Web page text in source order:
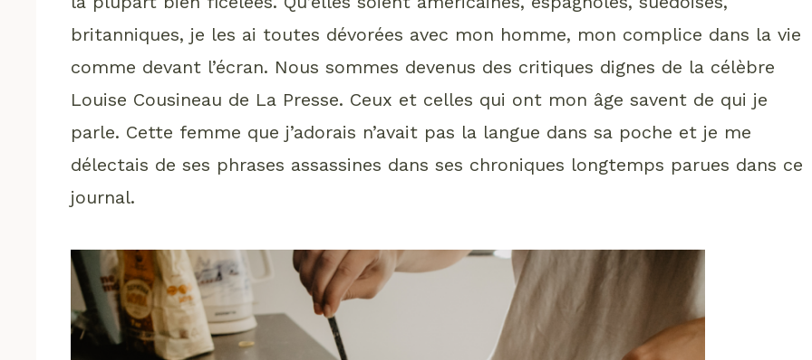
britanniques, je les ai toutes dévorées avec mon homme, mon complice dans la vie
comme devant l’écran. Nous sommes devenus des critiques dignes de la célèbre
Louise Cousineau de La Presse. Ceux et celles qui ont mon âge savent de qui je
parle. Cette femme que j’adorais n’avait pas la langue dans sa poche et je me
délectais de ses phrases assassines dans ses chroniques longtemps parues dans ce
journal.